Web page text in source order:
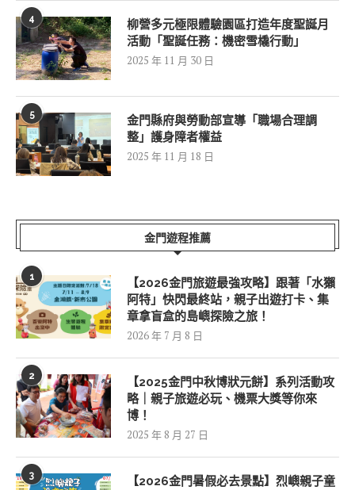
4
柳營多元極限體驗園區打造年度聖誕月
活動「聖誕任務：機密雪橇行動」
2025 年 11 月 30 日
5
金門縣府與勞動部宣導「職場合理調
整」護身障者權益
2025 年 11 月 18 日
金門遊程推薦
1
【2026金門旅遊最強攻略】跟著「水獺
阿特」快閃最終站，親子出遊打卡、集
章拿盲盒的島嶼探險之旅！
2026 年 7 月 8 日
2
【2025金門中秋博狀元餅】系列活動攻
略｜親子旅遊必玩、機票大獎等你來
博！
2025 年 8 月 27 日
3
【2026金門暑假必去景點】烈嶼親子童